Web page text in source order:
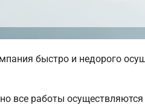
быстро и недорого
все работы